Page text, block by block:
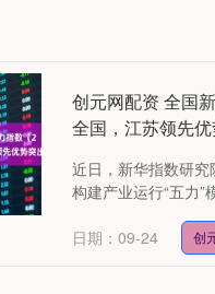
创元网配资 全国
全国，江苏领先
近日，新华指数研究
构建产业运行“五力
日期：09-24 创